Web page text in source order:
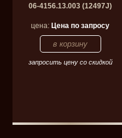
06-4156.13.003 (12497J)
цена:Цена по запросу
запросить цену со скидкой